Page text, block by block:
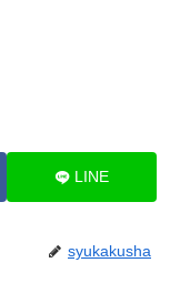
LINE
syukakusha